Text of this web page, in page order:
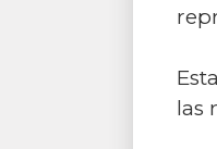
las